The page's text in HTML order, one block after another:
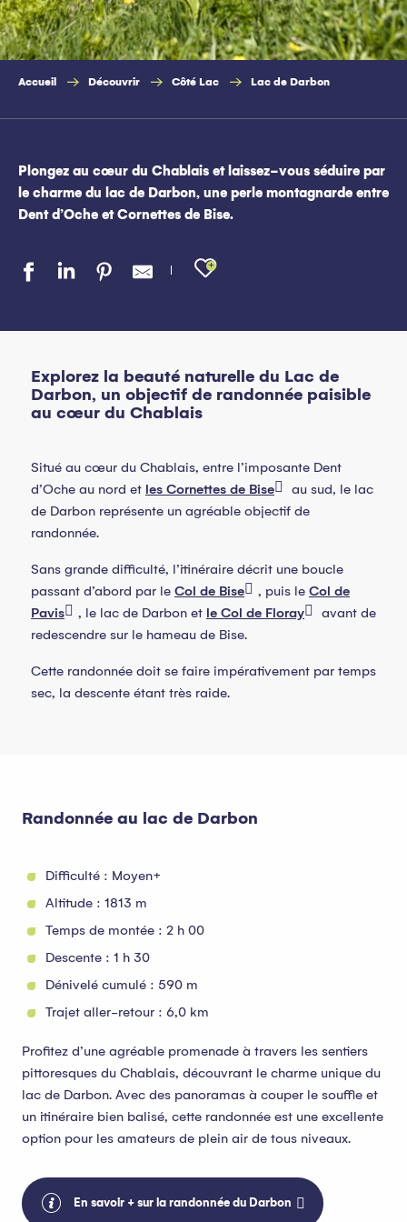
Accueil Découvrir Côté Lac Lac de Darbon
Plongez au cœur du Chablais et laissez-vous séduire par
le charme du lac de Darbon, une perle montagnarde entre
Dent d’Oche et Cornettes de Bise.
Ajouter aux
Explorez la beauté naturelle du Lac de
Darbon, un objectif de randonnée paisible
au cœur du Chablais
Situé au cœur du Chablais, entre l’imposante Dent
d’Oche au nord et les Cornettes de Bise
au sud, le lac
de Darbon représente un agréable objectif de
randonnée.
Sans grande difficulté, l’itinéraire décrit une boucle
passant d’abord par le Col de Bise , puis le Col de
Pavis
, le lac de Darbon et le Col de Floray
avant de
redescendre sur le hameau de Bise.
Cette randonnée doit se faire impérativement par temps
sec, la descente étant très raide.
Randonnée au lac de Darbon
Difficulté : Moyen+
Altitude : 1813 m
Temps de montée : 2 h 00
Descente : 1 h 30
Dénivelé cumulé : 590 m
Trajet aller-retour : 6,0 km
Profitez d’une agréable promenade à travers les sentiers
pittoresques du Chablais, découvrant le charme unique du
lac de Darbon. Avec des panoramas à couper le souffle et
un itinéraire bien balisé, cette randonnée est une excellente
option pour les amateurs de plein air de tous niveaux.
En savoir + sur la randonnée du Darbon